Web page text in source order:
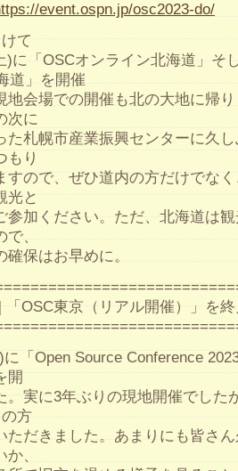
event.ospn.jp/osc2023-do/
て
)に「OSCオンライン北海道」そ
道」を開催
地会場での開催も北の大地に帰
次に
た札幌市産業振興センターに久
もり
すので、ぜひ道内の方だけでな
光と
参加ください。ただ、北海道は
、
確保はお早めに。
「OSC東京（リアル開催）」を
「Open Source Conference
開
。実に3年ぶりの現地開催でした
方
ただきました。あまりにも皆さ
、